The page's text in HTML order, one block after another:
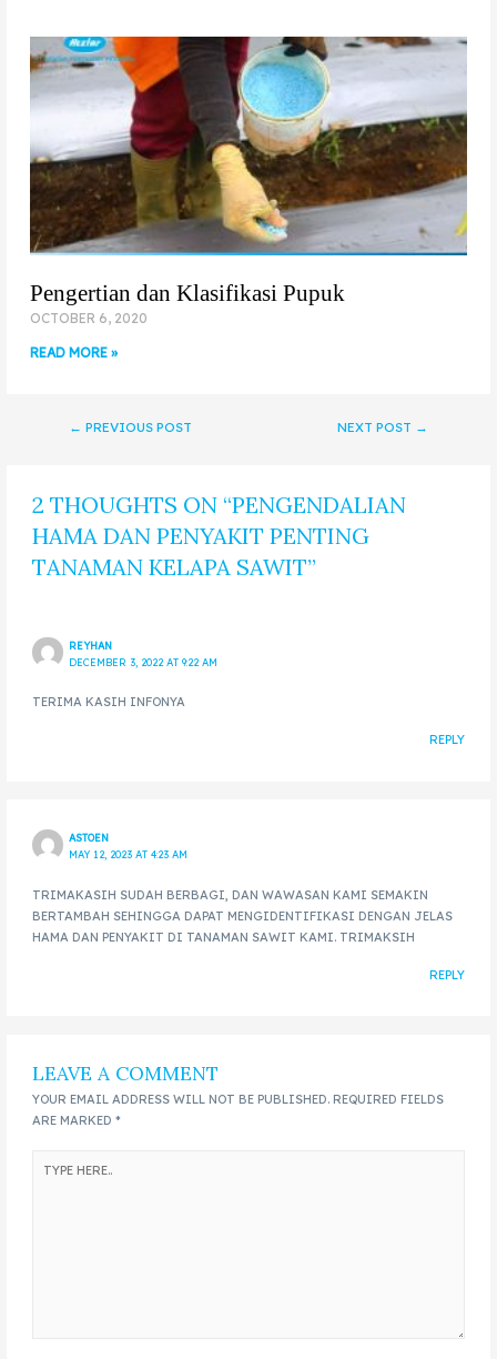
Pengertian dan Klasifikasi Pupuk
OCTOBER 6, 2020
READ MORE »
← PREVIOUS POST NEXT POST →
2 THOUGHTS ON “PENGENDALIAN
HAMA DAN PENYAKIT PENTING
TANAMAN KELAPA SAWIT”
REYHAN
DECEMBER 3, 2022 AT 9:22 AM
TERIMA KASIH INFONYA
REPLY
ASTOEN
MAY 12, 2023 AT 4:23 AM
TRIMAKASIH SUDAH BERBAGI, DAN WAWASAN KAMI SEMAKIN
BERTAMBAH SEHINGGA DAPAT MENGIDENTIFIKASI DENGAN JELAS
HAMA DAN PENYAKIT DI TANAMAN SAWIT KAMI. TRIMAKSIH
REPLY
LEAVE A COMMENT
YOUR EMAIL ADDRESS WILL NOT BE PUBLISHED. REQUIRED FIELDS
ARE MARKED*